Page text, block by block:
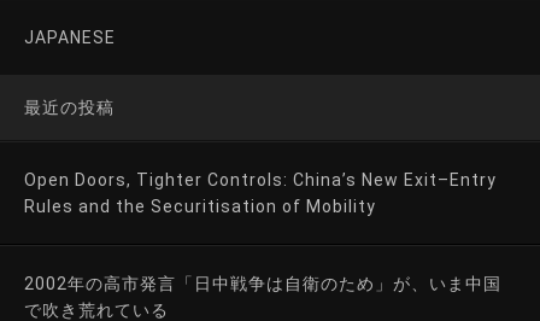
JAPANESE
最近の投稿
Open Doors, Tighter Controls: China’s New Exit–Entry
Rules and the Securitisation of Mobility
2002年の高市発言「日中戦争は自衛のため」が、いま中国
で吹き荒れている